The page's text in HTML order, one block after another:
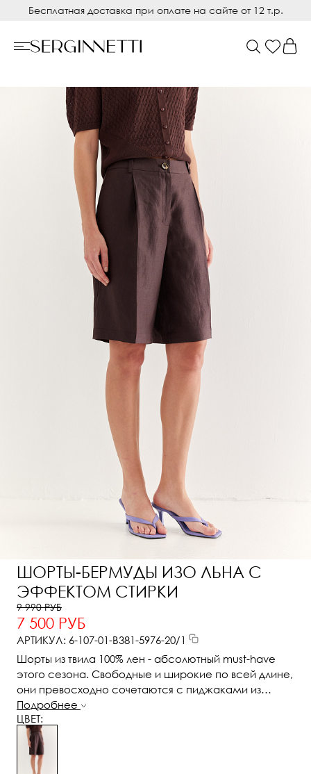
Бесплатная доставка при оплате на сайте от 12 т.р.
ШОРТЫ-БЕРМУДЫ ИЗО ЛЬНА С
ЭФФЕКТОМ СТИРКИ
9 990 РУБ
7 500 РУБ
АРТИКУЛ: 6-107-01-В381-5976-20/1
Шорты из твила 100% лен - абсолютный must-have
этого сезона. Свободные и широкие по всей длине,
они превосходно сочетаются с пиджаками из
льняного твила, трикотажными блузами и стильными
топами. В дизайне этих шортов нашли отражение
элементы мужского кроя: застёжка-гульфик, пояс
со шлевками и удобные карманы. Одна из шлевок
украшена изысканной 3D-вышивкой в виде литеры
Подробнее
ЦВЕТ: